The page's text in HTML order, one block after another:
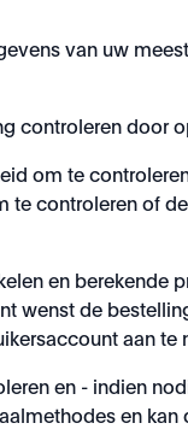
van uw
door
om te
controleren of
en berekende
de
aan te
en - indien
en